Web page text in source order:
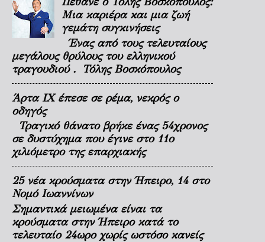
Μια καριέρα και μια ζωή
γεμάτη συγκινήσεις
Ένας από τους τελευταίους
μεγάλους θρύλους του ελληνικού
τραγουδιού . Τόλης Βοσκόπουλος
Άρτα ΙΧ έπεσε σε ρέμα, νεκρός ο
οδηγός
Τραγικό θάνατο βρήκε ένας 54χρονος
σε δυστύχημα που έγινε στο 11ο
χιλιόμετρο της επαρχιακής
25 νέα κρούσματα στην Ήπειρο, 14 στο
Νομό Ιωαννίνων
Σημαντικά μειωμένα είναι τα
κρούσματα στην Ήπειρο κατά το
τελευταίο 24ωρο χωρίς ωστόσο κανείς